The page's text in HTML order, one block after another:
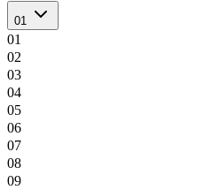
01
01
02
03
04
05
06
07
08
09